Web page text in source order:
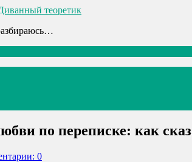
теоретик
по переписке: как
0